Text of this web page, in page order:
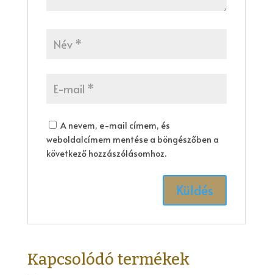
A nevem, e-mail címem, és
weboldalcímem mentése a böngészőben a
következő hozzászólásomhoz.
Kapcsolódó termékek